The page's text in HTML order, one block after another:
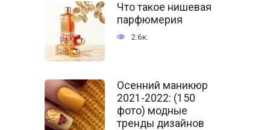
Что такое нишевая
парфюмерия
2.6к.
Осенний маникюр
2021-2022: (150
фото) модные
тренды дизайнов